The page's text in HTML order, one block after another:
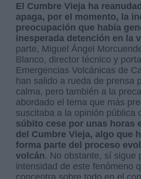
El Cumbre Vieja ha
apaga, por el momento, la
preocupación que había
inesperada detención en la
parte, Miguel Ángel
Blanco, director técnico y
Emergencias Volcánicas de
han salido a rueda de prensa
calma, pero también a la
abordado el tema que más
suscitaba a la opinión pública
súbito cese por unas horas
del Cumbre Vieja, algo que
forma parte del proceso
volcán. No obstante, sí sigue
intensidad de este fenómeno
concentra sobre todo en el